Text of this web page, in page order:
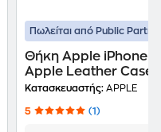
Πωλείται από Public
Θήκη Apple iPhone
Apple Leather Case
MagSafe - Orange
Κατασκευαστής: APPLE
5 (1)